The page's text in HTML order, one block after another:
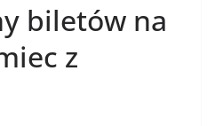
biletów na
z